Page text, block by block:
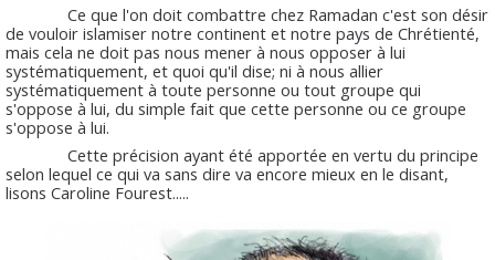
Ce que l'on doit combattre chez Ramadan c'est son désir
de vouloir islamiser notre continent et notre pays de Chrétienté,
mais cela ne doit pas nous mener à nous opposer à lui
systématiquement, et quoi qu'il dise; ni à nous allier
systématiquement à toute personne ou tout groupe qui
s'oppose à lui, du simple fait que cette personne ou ce groupe
s'oppose à lui.
Cette précision ayant été apportée en vertu du principe
selon lequel ce qui va sans dire va encore mieux en le disant,
lisons Caroline Fourest.....